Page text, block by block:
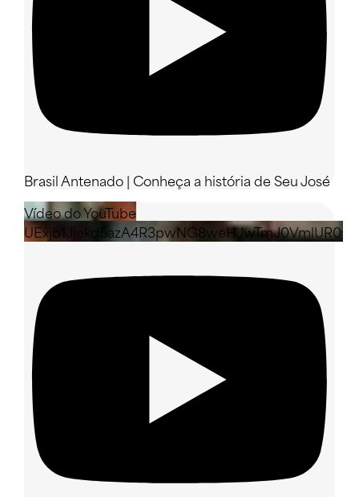
Brasil Antenado | Conheça a história de Seu José
Vídeo do YouTube